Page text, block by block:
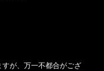
が、万一不都合がござ